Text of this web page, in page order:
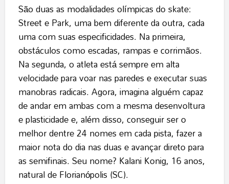
São duas as modalidades olímpicas do skate:
Street e Park, uma bem diferente da outra, cada
uma com suas especificidades. Na primeira,
obstáculos como escadas, rampas e corrimãos.
Na segunda, o atleta está sempre em alta
velocidade para voar nas paredes e executar suas
manobras radicais. Agora, imagina alguém capaz
de andar em ambas com a mesma desenvoltura
e plasticidade e, além disso, conseguir ser o
melhor dentre 24 nomes em cada pista, fazer a
maior nota do dia nas duas e avançar direto para
as semifinais. Seu nome? Kalani Konig, 16 anos,
natural de Florianópolis (SC).